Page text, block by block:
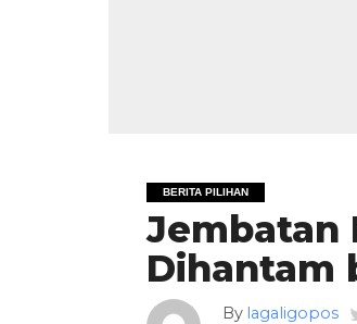
BERITA PILIHAN
Jembatan
Dihantam
By lagaligopos